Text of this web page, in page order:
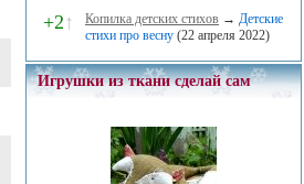
+2↑ Копилка детских стихов → Детские
стихи про весну (22 апреля 2022)
Игрушки из ткани сделай сам